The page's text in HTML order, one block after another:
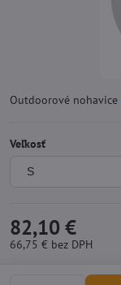
Outdoorové nohavice
Veľkosť
82,10 €
66,75 € bez DPH